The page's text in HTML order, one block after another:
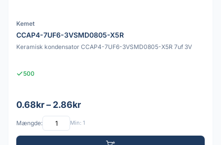
Kemet
CCAP4-7UF6-3VSMD0805-X5R
Keramisk kondensator CCAP4-7UF6-3VSMD0805-X5R 7uf 3V
500
0.68kr – 2.86kr
Mængde: Min: 1